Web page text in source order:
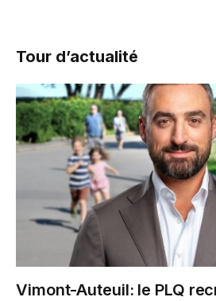
Tour d’actualité
Vimont-Auteuil: le PLQ